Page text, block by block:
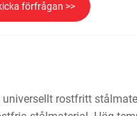
förfrågan >>
rostfritt